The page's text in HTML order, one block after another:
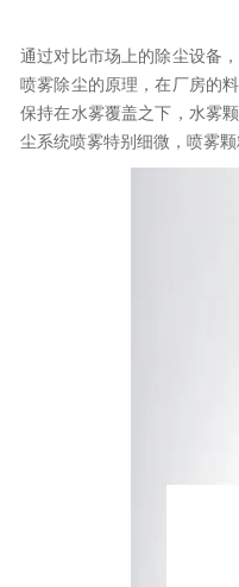
通过对比市场上的除尘设备
喷雾除尘的原理，在厂房的
保持在水雾覆盖之下，水雾
尘系统喷雾特别细微，喷雾